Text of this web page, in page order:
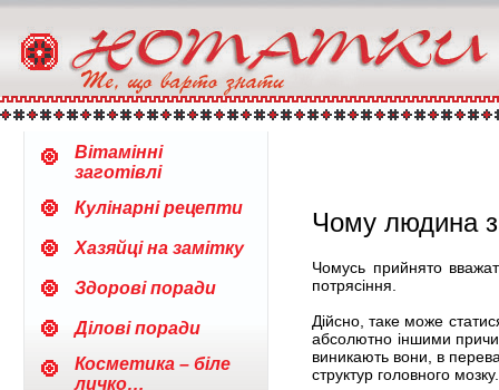
Вітамінні
заготівлі
Кулінарні рецепти
Хазяйці на замітку
Здорові поради
Ділові поради
Косметика – біле
личко…
Чому людина
Чомусь прийнято
потрясіння.
Дійсно, таке може
абсолютно іншими
виникають вони, в
структур головного мозку.